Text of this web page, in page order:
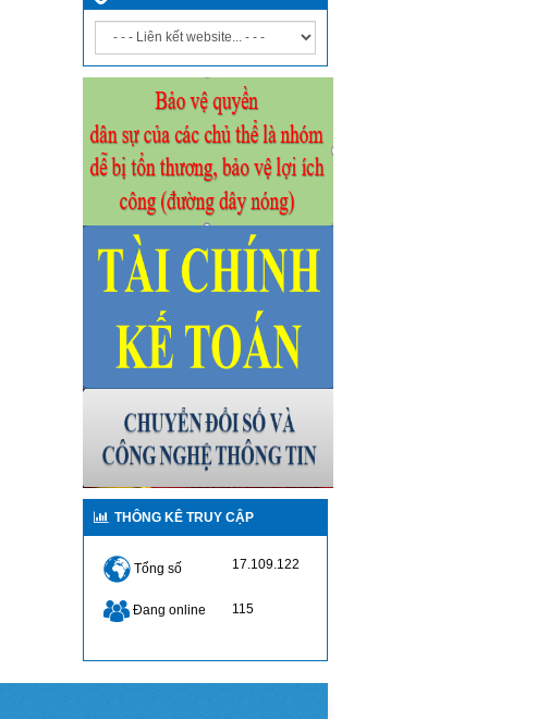
THÔNG KÊ TRUY CẬP
Tổng số 17.109.122
Đang online 115